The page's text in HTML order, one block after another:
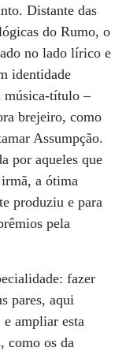
Distante das
do Rumo, o
no lado lírico e
identidade
música-título –
brejeiro, como
Assumpção.
por aqueles que
irmã, a ótima
produziu e para
pela
fazer
pares, aqui
ampliar esta
como os da